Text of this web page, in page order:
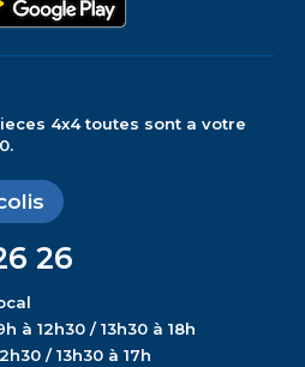
4x4 toutes sont a votre
26
à 12h30 / 13h30 à 18h
/ 13h30 à 17h